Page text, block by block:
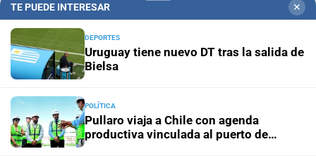
Conferencia de prensa
incendiado podría extenderse a otros establecimientos
clandestinos
El cuidador recuperó la libertad
abandono de personas a la dueña del asilo clandestino
de Santa Fe
TE PUEDE INTERESAR ✕
DEPORTES
Uruguay tiene nuevo DT tras la salida de
Bielsa
POLÍTICA
Pullaro viaja a Chile con agenda
productiva vinculada al puerto de